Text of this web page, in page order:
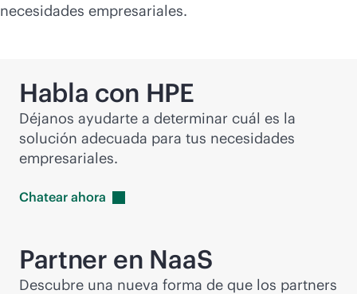
necesidades empresariales.
Habla con HPE
Déjanos ayudarte a determinar cuál es la
solución adecuada para tus necesidades
empresariales.
Chatear ahora
Partner en NaaS
Descubre una nueva forma de que los partners